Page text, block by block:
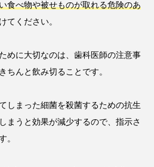
食べ物や被せものが取れる危険のあ
てください。
めに大切なのは、歯科医師の注意事
ちんと飲み切ることです。
しまった細菌を殺菌するための抗生
まうと効果が減少するので、指示さ
。